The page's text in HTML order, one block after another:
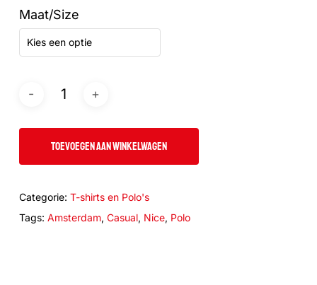
Maat/Size
Kies een optie
TOEVOEGEN AAN WINKELWAGEN
Categorie: T-shirts en Polo's
Tags: Amsterdam, Casual, Nice, Polo